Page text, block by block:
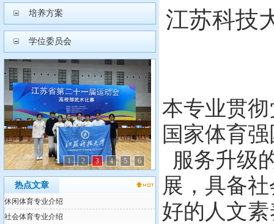
培养方案
学位委员会
1 2 3 4 5 6
热点文章
江苏科技
本专业贯
国家体育强
服务升级
展， 具备
好的人文素